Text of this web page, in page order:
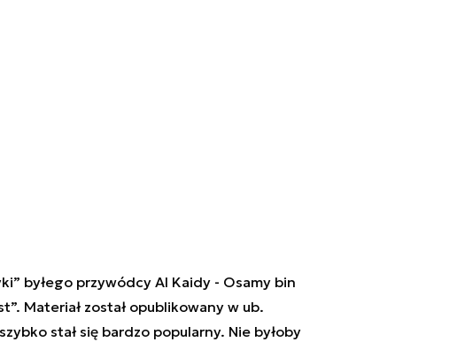
byłego przywódcy Al Kaidy - Osamy bin
Materiał został opublikowany w ub.
stał się bardzo popularny. Nie byłoby